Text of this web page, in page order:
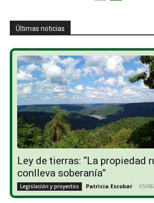
Últimas noticias
Ley de tierras: “La propiedad
conlleva soberanía”
Legislación y proyectos Patricia Escobar - 05/